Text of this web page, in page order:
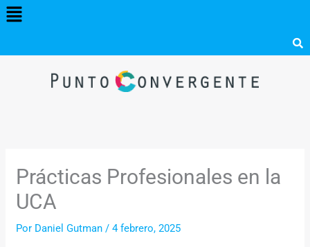
Menú
Prácticas Profesionales en la
UCA
Por Daniel Gutman/4 febrero, 2025